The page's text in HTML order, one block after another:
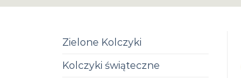
Zielone Kolczyki
Kolczyki świąteczne